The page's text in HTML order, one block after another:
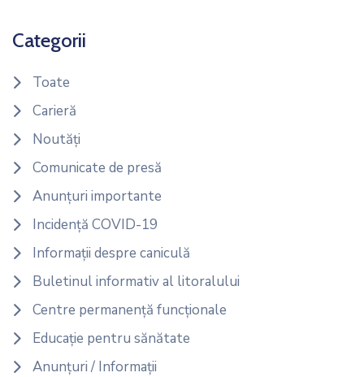
Categorii
Toate
Carieră
Noutăți
Comunicate de presă
Anunțuri importante
Incidență COVID-19
Informații despre caniculă
Buletinul informativ al litoralului
Centre permanență funcționale
Educație pentru sănătate
Anunțuri / Informații